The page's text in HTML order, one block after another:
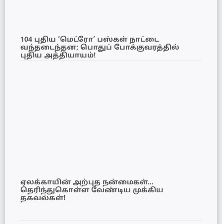
104 புதிய ‘மெட்ரோ’ பஸ்கள் நாட்டை
வந்தடைந்தன; பொதுப் போக்குவரத்தில்
புதிய அத்தியாயம்!
ஏலக்காயின் அற்புத நன்மைகள்…
தெரிந்துகொள்ள வேண்டிய முக்கிய
தகவல்கள்!